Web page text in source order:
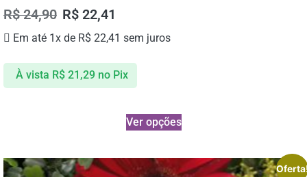
R$24,90 R$ 22,41
Em até 1x de R$ 22,41 sem juros
À vista R$21,29 no Pix
Ver opções